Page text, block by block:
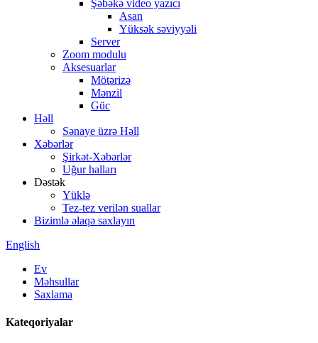
Şəbəkə video yazıcı
Asan
Yüksək səviyyəli
Server
Zoom modulu
Aksesuarlar
Mötərizə
Mənzil
Güc
Həll
Sənaye üzrə Həll
Xəbərlər
Şirkət-Xəbərlər
Uğur halları
Dəstək
Yüklə
Tez-tez verilən suallar
Bizimlə əlaqə saxlayın
English
Ev
Məhsullar
Saxlama
Kateqoriyalar